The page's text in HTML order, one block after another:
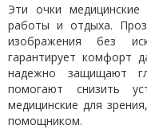
Эти очки
работы и отдыха.
изображения без
гарантирует комфорт
надежно защищают
помогают снизить
медицинские для
помощником.